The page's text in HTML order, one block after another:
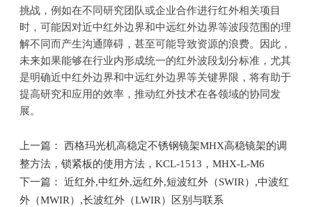
挑战，例如在不同研究团队或企业合作进行红外相关项目
时，可能因对近中红外边界和中远红外边界等波段范围的理
解不同而产生沟通障碍，甚至可能导致资源的浪费。因此，
未来如果能够在行业内形成统一的红外波段划分标准，尤其
是明确近中红外边界和中远红外边界等关键界限，将有助于
提高研究和应用的效率，推动红外技术在各领域的协同发
展。
上一篇： 西格玛光机高稳定不锈钢镜架MHX高稳镜架的调
整方法，锁紧板的使用方法，KCL-1513，MHX-L-M6
下一篇： 近红外,中红外,远红外,短波红外（SWIR）,中波红
外（MWIR）,长波红外（LWIR）区别与联系